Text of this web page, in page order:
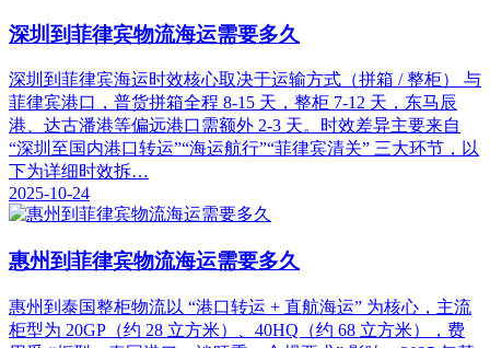
深圳到菲律宾物流海运需要多久
深圳到菲律宾海运时效核心取决于运输方式（拼箱 / 整柜） 与
菲律宾港口，普货拼箱全程 8-15 天，整柜 7-12 天，东马辰
港、达古潘港等偏远港口需额外 2-3 天。时效差异主要来自
“深圳至国内港口转运”“海运航行”“菲律宾清关” 三大环节，以
下为详细时效拆…
2025-10-24
惠州到菲律宾物流海运需要多久
惠州到泰国整柜物流以 “港口转运 + 直航海运” 为核心，主流
柜型为 20GP（约 28 立方米）、40HQ（约 68 立方米），费